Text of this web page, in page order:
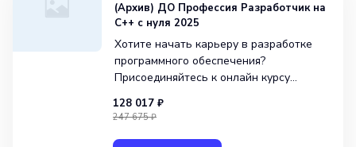
(Архив) ДО Профессия Разработчик на
C++ с нуля 2025
Хотите начать карьеру в разработке
программного обеспечения?
Присоединяйтесь к онлайн курсу
от GeekBrains! За 7 месяцев обучения
128 017 ₽
247 675 ₽